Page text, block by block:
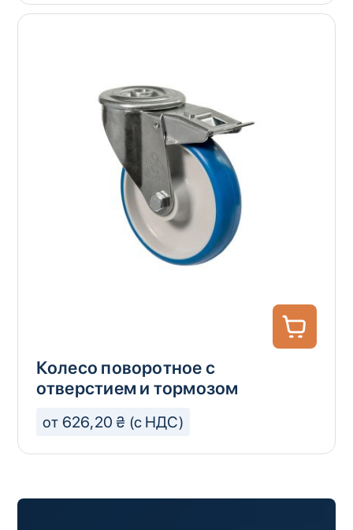
Колесо поворотное с
отверстием и тормозом
от 626,20 ₴ (с НДС)